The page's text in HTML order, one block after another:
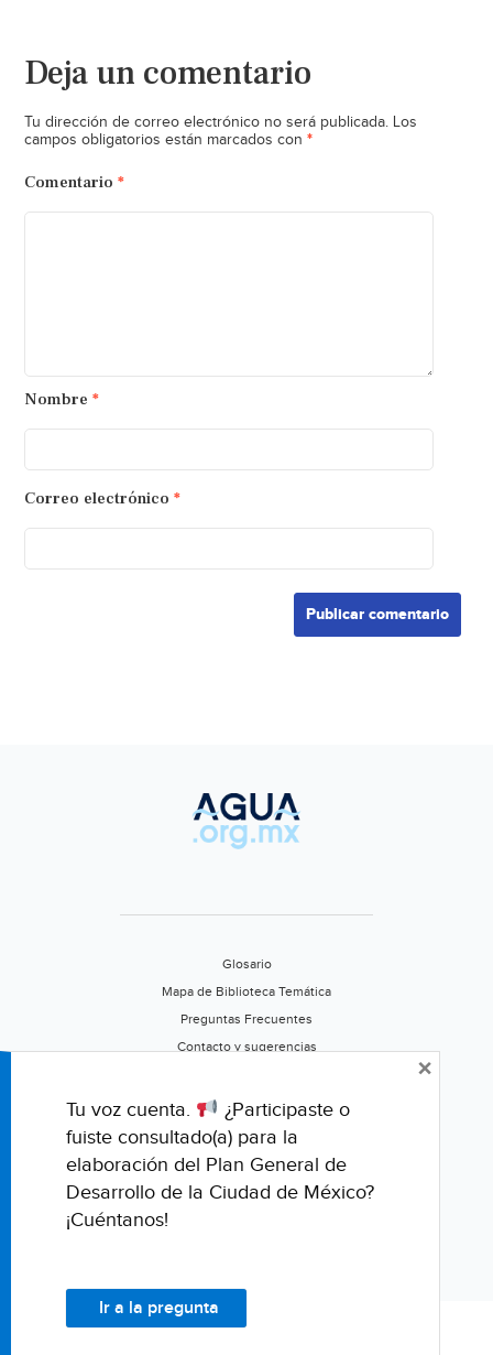
Deja un comentario
Tu dirección de correo electrónico no será publicada. Los
campos obligatorios están marcados con *
Comentario *
Nombre *
Correo electrónico *
Glosario
Mapa de Biblioteca Temática
Preguntas Frecuentes
Contacto y sugerencias
Califica este portal
Tu voz cuenta.
¿Participaste o
fuiste consultado(a) para la
elaboración del Plan General de
Desarrollo de la Ciudad de México?
¡Cuéntanos!
Ir a la pregunta
×